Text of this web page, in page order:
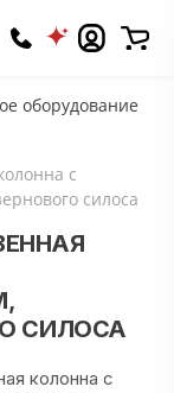
оборудование
с
силоса
СИЛОСА